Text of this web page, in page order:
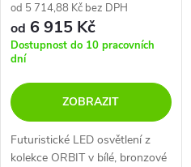
od 5 714,88 Kč bez DPH
od 6 915 Kč
Dostupnost do 10 pracovních
dní
ZOBRAZIT
Futuristické LED osvětlení z
kolekce ORBIT v bílé, bronzové